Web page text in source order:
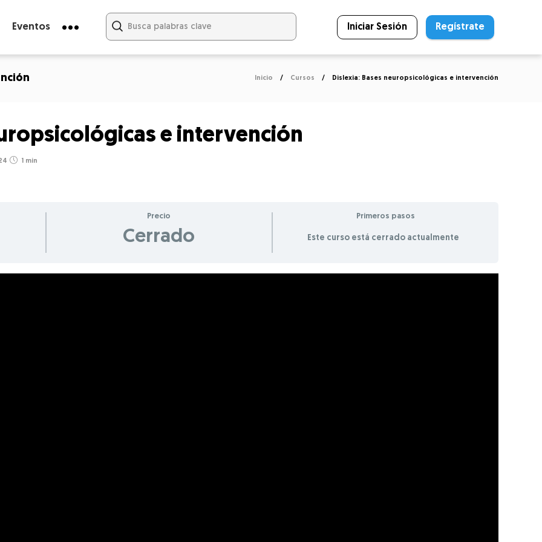
Eventos Iniciar Sesión Regístrate
Inicio Cursos Dislexia: Bases neuropsicológicas e intervención
e intervención
1 min
Precio
Cerrado
Primeros pasos
Este curso está cerrado actualmente